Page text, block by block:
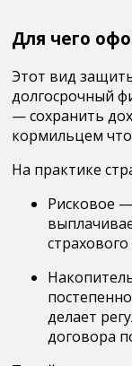
Для чего
Этот вид
долгосрочный
— сохранить
кормильцем
На практике
Рисковое —
делает
договора